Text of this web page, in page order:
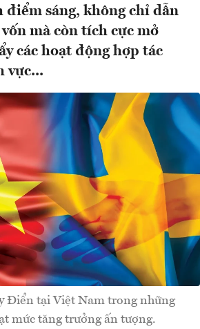
điểm sáng, không chỉ dẫn
mà còn tích cực mở
các hoạt động hợp tác
vực...
Điển tại Việt Nam trong những
mức tăng trưởng ấn tượng.